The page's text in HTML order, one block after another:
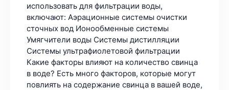
использовать для фильтрации воды,
включают: Аэрационные системы очистки
сточных вод Ионообменные системы
Умягчители воды Системы дистилляции
Системы ультрафиолетовой фильтрации
Какие факторы влияют на количество свинца
в воде? Есть много факторов, которые могут
повлиять на содержание свинца в вашей воде,